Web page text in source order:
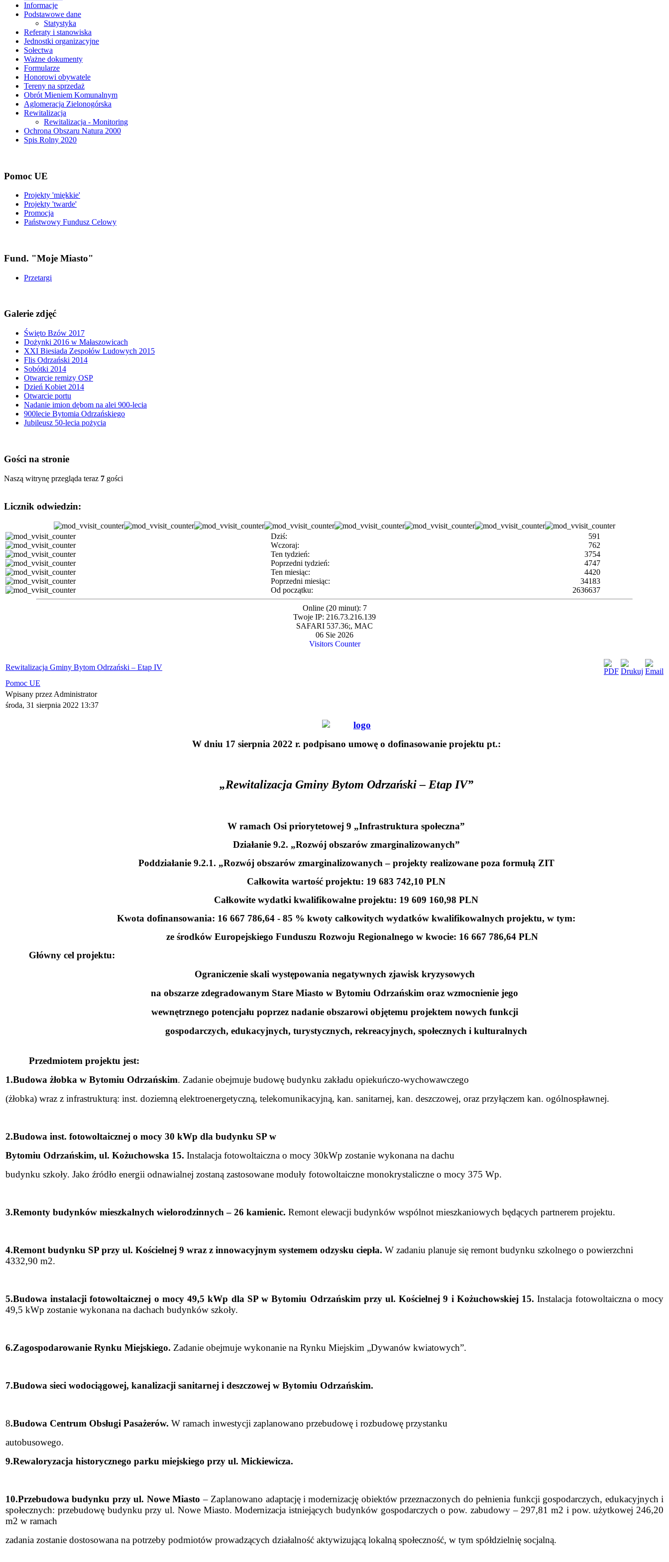
Informacje
Podstawowe dane
Statystyka
Referaty i stanowiska
Jednostki organizacyjne
Sołectwa
Ważne dokumenty
Formularze
Honorowi obywatele
Tereny na sprzedaż
Obrót Mieniem Komunalnym
Aglomeracja Zielonogórska
Rewitalizacja
Rewitalizacja - Monitoring
Ochrona Obszaru Natura 2000
Spis Rolny 2020
Pomoc UE
Projekty 'miękkie'
Projekty 'twarde'
Promocja
Państwowy Fundusz Celowy
Fund. "Moje Miasto"
Przetargi
Galerie zdjęć
Święto Bzów 2017
Dożynki 2016 w Małaszowicach
XXI Biesiada Zespołów Ludowych 2015
Flis Odrzański 2014
Sobótki 2014
Otwarcie remizy OSP
Dzień Kobiet 2014
Otwarcie portu
Nadanie imion dębom na alei 900-lecia
900lecie Bytomia Odrzańskiego
Jubileusz 50-lecia pożycia
Gości na stronie
Naszą witrynę przegląda teraz 7 gości
Licznik odwiedzin:
Dziś:
591
Wczoraj:
762
Ten tydzień:
3754
Poprzedni tydzień:
4747
Ten miesiąc:
4420
Poprzedni miesiąc:
34183
Od początku:
2636637
Online (20 minut): 7
Twoje IP: 216.73.216.139
SAFARI 537.36;, MAC
06 Sie 2026
Visitors Counter
Rewitalizacja Gminy Bytom Odrzański – Etap IV
Pomoc UE
Wpisany przez Administrator
środa, 31 sierpnia 2022 13:37
W dniu 17 sierpnia 2022 r. podpisano umowę o dofinasowanie projektu pt.:
„Rewitalizacja Gminy Bytom Odrzański – Etap IV”
W ramach Osi priorytetowej 9 „Infrastruktura społeczna”
Działanie 9.2. „Rozwój obszarów zmarginalizowanych”
Poddziałanie 9.2.1. „Rozwój obszarów zmarginalizowanych – projekty realizowane poza formułą ZIT
Całkowita wartość projektu: 19 683 742,10 PLN
Całkowite wydatki kwalifikowalne projektu: 19 609 160,98 PLN
Kwota dofinansowania: 16 667 786,64 - 85 % kwoty całkowitych wydatków kwalifikowalnych projektu, w tym:
ze środków Europejskiego Funduszu Rozwoju Regionalnego w kwocie: 16 667 786,64 PLN
Główny cel projektu:
Ograniczenie skali występowania negatywnych zjawisk kryzysowych
na obszarze zdegradowanym Stare Miasto w Bytomiu Odrzańskim oraz wzmocnienie jego
wewnętrznego potencjału poprzez nadanie obszarowi objętemu projektem nowych funkcji
gospodarczych, edukacyjnych, turystycznych, rekreacyjnych, społecznych i kulturalnych
Przedmiotem projektu jest:
1.Budowa żłobka w Bytomiu Odrzańskim. Zadanie obejmuje budowę budynku zakładu opiekuńczo-wychowawczego
(żłobka) wraz z infrastrukturą: inst. doziemną elektroenergetyczną, telekomunikacyjną, kan. sanitarnej, kan. deszczowej, oraz przyłączem kan. ogólnospławnej.
2.Budowa inst. fotowoltaicznej o mocy 30 kWp dla budynku SP w
Bytomiu Odrzańskim, ul. Kożuchowska 15. Instalacja fotowoltaiczna o mocy 30kWp zostanie wykonana na dachu
budynku szkoły. Jako źródło energii odnawialnej zostaną zastosowane moduły fotowoltaiczne monokrystaliczne o mocy 375 Wp.
3.Remonty budynków mieszkalnych wielorodzinnych – 26 kamienic. Remont elewacji budynków wspólnot mieszkaniowych będących partnerem projektu.
4.Remont budynku SP przy ul. Kościelnej 9 wraz z innowacyjnym systemem odzysku ciepła. W zadaniu planuje się remont budynku szkolnego o powierzchni
4332,90 m2.
5.Budowa instalacji fotowoltaicznej o mocy 49,5 kWp dla SP w Bytomiu Odrzańskim przy ul. Kościelnej 9 i Kożuchowskiej 15. Instalacja fotowoltaiczna o mocy
49,5 kWp zostanie wykonana na dachach budynków szkoły.
6.Zagospodarowanie Rynku Miejskiego. Zadanie obejmuje wykonanie na Rynku Miejskim „Dywanów kwiatowych”.
7.Budowa sieci wodociągowej, kanalizacji sanitarnej i deszczowej w Bytomiu Odrzańskim.
8.Budowa Centrum Obsługi Pasażerów. W ramach inwestycji zaplanowano przebudowę i rozbudowę przystanku
autobusowego.
9.Rewaloryzacja historycznego parku miejskiego przy ul. Mickiewicza.
10.Przebudowa budynku przy ul. Nowe Miasto – Zaplanowano adaptację i modernizację obiektów przeznaczonych do pełnienia funkcji gospodarczych, edukacyjnych i
społecznych: przebudowę budynku przy ul. Nowe Miasto. Modernizacja istniejących budynków gospodarczych o pow. zabudowy – 297,81 m2 i pow. użytkowej 246,20
m2 w ramach
zadania zostanie dostosowana na potrzeby podmiotów prowadzących działalność aktywizującą lokalną społeczność, w tym spółdzielnię socjalną.